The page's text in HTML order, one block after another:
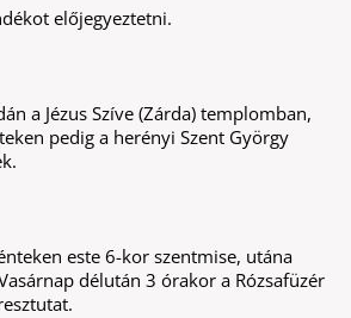
előjegyeztetni.
a Jézus Szíve (Zárda) templomban,
pedig a herényi Szent György
este 6-kor szentmise, utána
délután 3 órakor a Rózsafüzér